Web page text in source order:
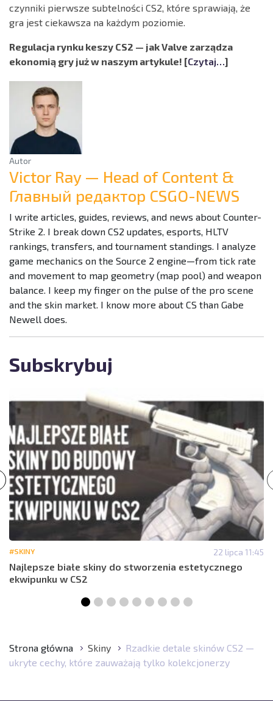
czynniki pierwsze subtelności CS2, które sprawiają, że
gra jest ciekawsza na każdym poziomie.
Regulacja rynku keszy CS2 — jak Valve zarządza
ekonomią gry już w naszym artykule! [Czytaj…]
Autor
Victor Ray — Head of Content &
Главный редактор CSGO-NEWS
I write articles, guides, reviews, and news about Counter-
Strike 2. I break down CS2 updates, esports, HLTV
rankings, transfers, and tournament standings. I analyze
game mechanics on the Source 2 engine—from tick rate
and movement to map geometry (map pool) and weapon
balance. I keep my finger on the pulse of the pro scene
and the skin market. I know more about CS than Gabe
Newell does.
Subskrybuj
#SKINY 22 lipca 11:45
Najlepsze białe skiny do stworzenia estetycznego
ekwipunku w CS2
Strona główna Skiny
Rzadkie detale skinów CS2 —
ukryte cechy, które zauważają tylko kolekcjonerzy